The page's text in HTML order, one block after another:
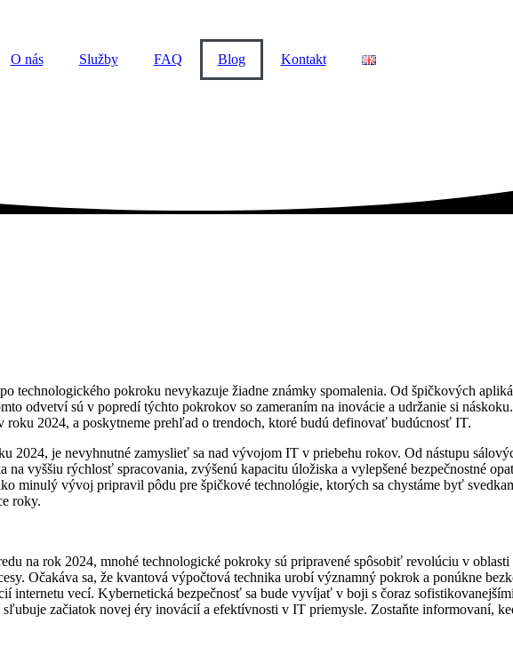
O nás Služby FAQ Blog
Kontakt
technologického pokroku nevykazuje žiadne známky spomalenia. Od špičkových
odvetví sú v popredí týchto pokrokov so zameraním na inovácie a udržanie si
2024, a poskytneme prehľad o trendoch, ktoré budú definovať budúcnosť IT.
je nevyhnutné zamyslieť sa nad vývojom IT v priebehu rokov. Od nástupu
vyššiu rýchlosť spracovania, zvýšenú kapacitu úložiska a vylepšené bezpečnostné
minulý vývoj pripravil pôdu pre špičkové technológie, ktorých sa chystáme byť
roky.
na rok 2024, mnohé technologické pokroky sú pripravené spôsobiť revolúciu v
Očakáva sa, že kvantová výpočtová technika urobí významný pokrok a ponúkne
internetu vecí. Kybernetická bezpečnosť sa bude vyvíjať v boji s čoraz
začiatok novej éry inovácií a efektívnosti v IT priemysle. Zostaňte informovaní,